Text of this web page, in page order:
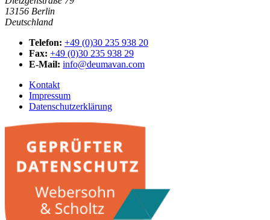
13156 Berlin
Deutschland
Telefon: +49 (0)30 235 938 20
Fax: +49 (0)30 235 938 29
E-Mail: info@deumavan.com
Kontakt
Impressum
Datenschutzerklärung